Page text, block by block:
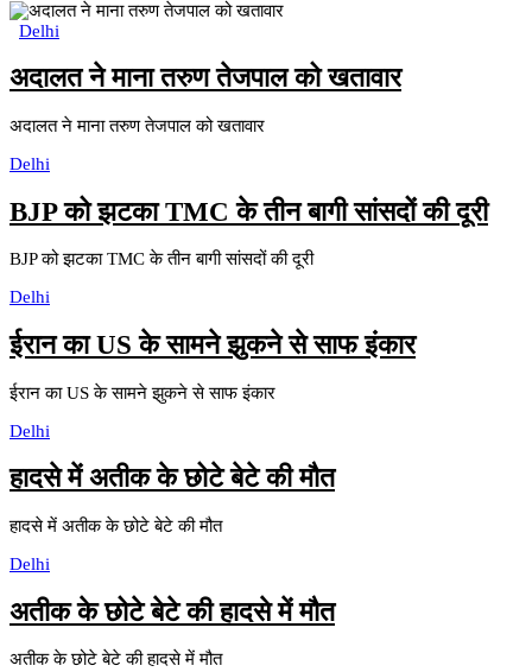
Delhi
अदालत ने माना तरुण तेजपाल को खतावार
अदालत ने माना तरुण तेजपाल को खतावार
Delhi
BJP को झटका TMC के तीन बागी सांसदों की दूरी
BJP को झटका TMC के तीन बागी सांसदों की दूरी
Delhi
ईरान का US के सामने झुकने से साफ इंकार
ईरान का US के सामने झुकने से साफ इंकार
Delhi
हादसे में अतीक के छोटे बेटे की मौत
हादसे में अतीक के छोटे बेटे की मौत
Delhi
अतीक के छोटे बेटे की हादसे में मौत
अतीक के छोटे बेटे की हादसे में मौत